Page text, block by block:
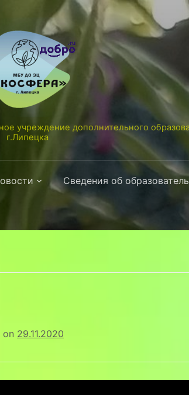
учреждение дополнительного
г.Липецка
Сведения об
on 29.11.2020